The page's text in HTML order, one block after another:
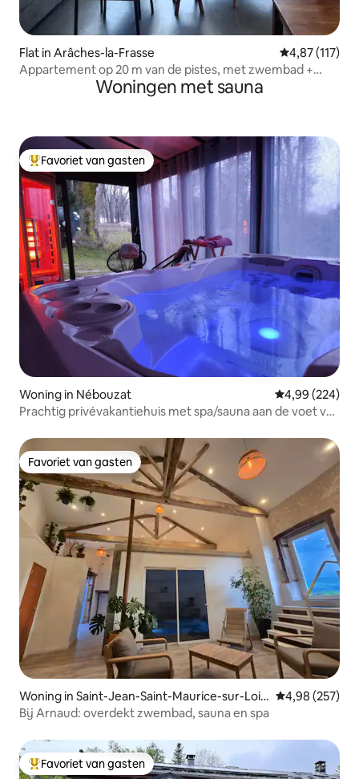
Flat in Arâches-la-Frasse Gemiddelde
4,87 (117)
Appartement op 20 m van de pistes, met zwembad +
Woningen met sauna
Topfavoriet van gasten
Favoriet van gasten
Woning in Nébouzat Gemiddelde
4,99 (224)
Prachtig privévakantiehuis met spa/sauna aan de voet van
Favoriet van gasten
Favoriet van gasten
Woning in Saint-Jean-Saint-Maurice-sur-Loir
e
Gemiddelde
4,98 (257)
Bij Arnaud: overdekt zwembad, sauna en spa
Topfavoriet van gasten
Favoriet van gasten